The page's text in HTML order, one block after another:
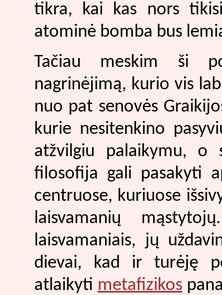
tikra, kai kas nors
atominė bomba bus
Tačiau meskim ši
nagrinėjimą, kurio vis
nuo pat senovės
kurie nesitenkino
atžvilgiu palaikymu, o
filosofija gali pasakyti
centruose, kuriuose
laisvamanių
laisvamaniais, jų
dievai, kad ir turėję
atlaikyti metafizikos